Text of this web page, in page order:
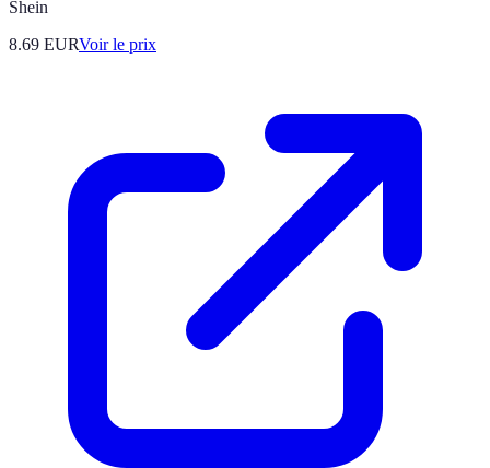
Shein
8.69 EURVoir le prix